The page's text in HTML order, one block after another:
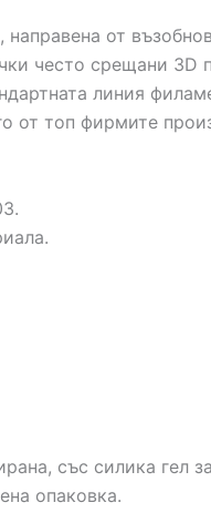
от
често срещани 3D
линия
от топ фирмите
със силика гел
опаковка.